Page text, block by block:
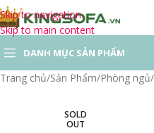
Skip to navigation
Skip to main content
DANH MỤC SẢN PHẨM
Sofa Phòng Khách
Trang chủ Sản Phẩm Phòng ngủ
SOLD
OUT